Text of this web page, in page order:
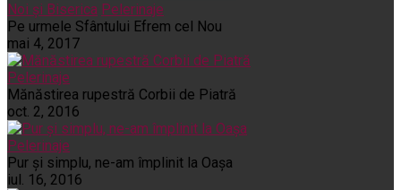
Noi și Biserica Pelerinaje
Pe urmele Sfântului Efrem cel Nou
mai 4, 2017
Pelerinaje
Mănăstirea rupestră Corbii de Piatră
oct. 2, 2016
Pelerinaje
Pur şi simplu, ne-am împlinit la Oaşa
iul. 16, 2016